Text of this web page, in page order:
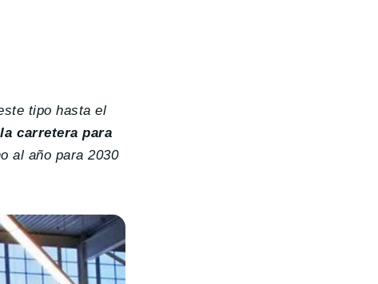
tipo hasta el
carretera para
al año para 2030